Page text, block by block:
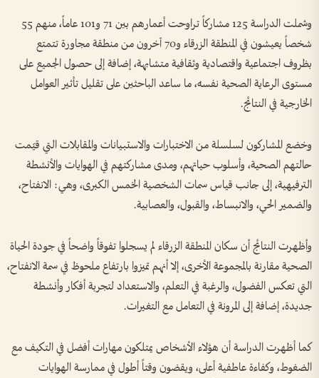
وشملت الدراسة 125 مشاركاً تراوحت أعمارهم بين 71 و101 عاماً، منهم 55
شخصاً يعيشون في المنطقة الزرقاء و70 آخرون من منطقة مجاورة تتمتع
بظروف اجتماعية واقتصادية وثقافية متشابهة، إضافة إلى حصول الجميع على
مستوى الرعاية الصحية نفسه، ما ساعد الباحثين على تقليل تأثير العوامل
الخارجية في النتائج.
وخضع المشاركون لسلسلة من الاختبارات والاستبيانات والمقابلات التي قيّمت
حالتهم الصحية، وأسلوب حياتهم، ومدى مشاركتهم في الهوايات والأنشطة
الترفيهية، إلى جانب قياس سمات الشخصية الخمس الكبرى، وهي: الانفتاح،
والضمير الحي، والانبساط، والقبول، والعصابية.
وأظهرت النتائج أن سكان المنطقة الزرقاء لم يسجلوا تفوقاً واضحاً في جودة الحياة
الصحية مقارنة بالمجموعة الأخرى، إلا أنهم تميزوا بارتفاع ملحوظ في سمة الانفتاح،
التي تعكس الفضول، والرغبة في التعلم، والاستعداد لتجربة أفكار وأنشطة
جديدة، إضافة إلى المرونة في التعامل مع التغيرات.
كما أظهرت الدراسة أن هؤلاء الأشخاص يمتلكون مهارات أفضل في التكيف مع
الضغوط، وكفاءة عاطفية أعلى، ويقضون وقتاً أطول في ممارسة الهوايات